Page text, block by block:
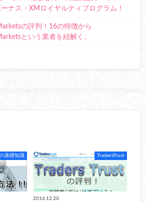
ーナス・XMロイヤルティプログラム！
の評判！16の特徴から
という業者を紐解く。
基礎知識 TradersTrust
2016.12.20